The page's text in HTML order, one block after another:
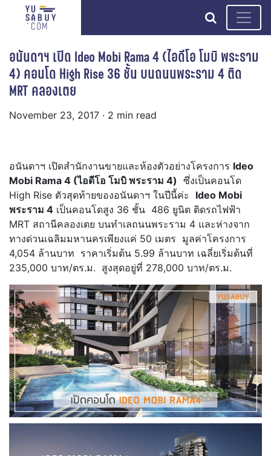
search
อนันดาฯ เปิด Ideo Mobi Rama 4 (ไอดีโอ โมบิ พระราม
4) คอนโด High Rise 36 ชั้น บนถนนพระราม 4 ติด
MRT คลองเตย
November 23, 2017 · 2 min read
อนันดาฯ เปิดสำนักงานขายและห้องตัวอย่างโครงการ Ideo
Mobi Rama 4 (ไอดีโอ โมบิ พระราม 4) ซึ่งเป็นคอนโด
High Rise ตัวสุดท้ายของอนันดาฯ ในปีนี้ค่ะ Ideo Mobi
พระราม 4 เป็นคอนโดสูง 36 ชั้น 486 ยูนิต ติดรถไฟฟ้า
MRT สถานีคลองเตย บนทำเลถนนพระราม 4 และห่างจาก
ทางด่วนเฉลิมมหานครเพียงแค่ 50 เมตร มูลค่าโครงการ
4,054 ล้านบาท ราคาเริ่มต้น 5.99 ล้านบาท เฉลี่ยเริ่มต้นที่
235,000 บาท/ตร.ม. สูงสุดอยู่ที่ 278,000 บาท/ตร.ม.